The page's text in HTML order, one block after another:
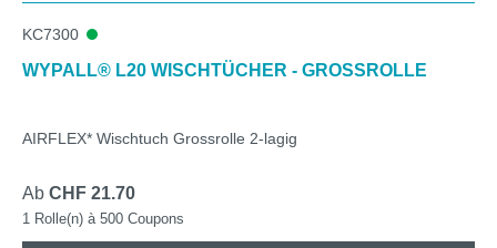
KC7300
WYPALL® L20 WISCHTÜCHER - GROSSROLLE
AIRFLEX* Wischtuch Grossrolle 2-lagig
Ab CHF 21.70
1 Rolle(n) à 500 Coupons